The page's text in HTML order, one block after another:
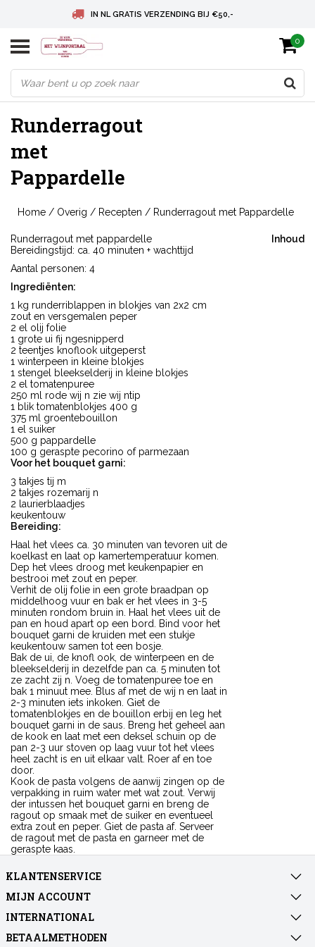
IN NL GRATIS VERZENDING BIJ €50,-
BELGIE GRATIS VERZENDING BIJ € 75
DEUTSCHLAND VERSANDKOSTENFREI AB € 75
0
Runderragout
met
Pappardelle
Home / Overig / Recepten / Runderragout met Pappardelle
Runderragout met pappardelle
Inhoud
Bereidingstijd: ca. 40 minuten + wachttijd
Aantal personen: 4
Ingrediënten:
1 kg runderriblappen in blokjes van 2x2 cm
zout en versgemalen peper
2 el olij folie
1 grote ui fij ngesnipperd
2 teentjes knoflook uitgeperst
1 winterpeen in kleine blokjes
1 stengel bleekselderij in kleine blokjes
2 el tomatenpuree
250 ml rode wij n zie wij ntip
1 blik tomatenblokjes 400 g
375 ml groentebouillon
1 el suiker
500 g pappardelle
100 g geraspte pecorino of parmezaan
Voor het bouquet garni:
3 takjes tij m
2 takjes rozemarij n
2 laurierblaadjes
keukentouw
Bereiding:
Haal het vlees ca. 30 minuten van tevoren uit de
koelkast en laat op kamertemperatuur komen.
Dep het vlees droog met keukenpapier en
bestrooi met zout en peper.
Verhit de olij folie in een grote braadpan op
middelhoog vuur en bak er het vlees in 3-5
minuten rondom bruin in. Haal het vlees uit de
pan en houd apart op een bord. Bind voor het
bouquet garni de kruiden met een stukje
keukentouw samen tot een bosje.
Bak de ui, de knofl ook, de winterpeen en de
bleekselderij in dezelfde pan ca. 5 minuten tot
ze zacht zij n. Voeg de tomatenpuree toe en
bak 1 minuut mee. Blus af met de wij n en laat in
2-3 minuten iets inkoken. Giet de
tomatenblokjes en de bouillon erbij en leg het
bouquet garni in de saus. Breng het geheel aan
de kook en laat met een deksel schuin op de
pan 2-3 uur stoven op laag vuur tot het vlees
heel zacht is en uit elkaar valt. Roer af en toe
door.
Kook de pasta volgens de aanwij zingen op de
verpakking in ruim water met wat zout. Verwij
der intussen het bouquet garni en breng de
ragout op smaak met de suiker en eventueel
extra zout en peper. Giet de pasta af. Serveer
de ragout met de pasta en garneer met de
geraspte kaas.
KLANTENSERVICE
MIJN ACCOUNT
INTERNATIONAL
BETAALMETHODEN